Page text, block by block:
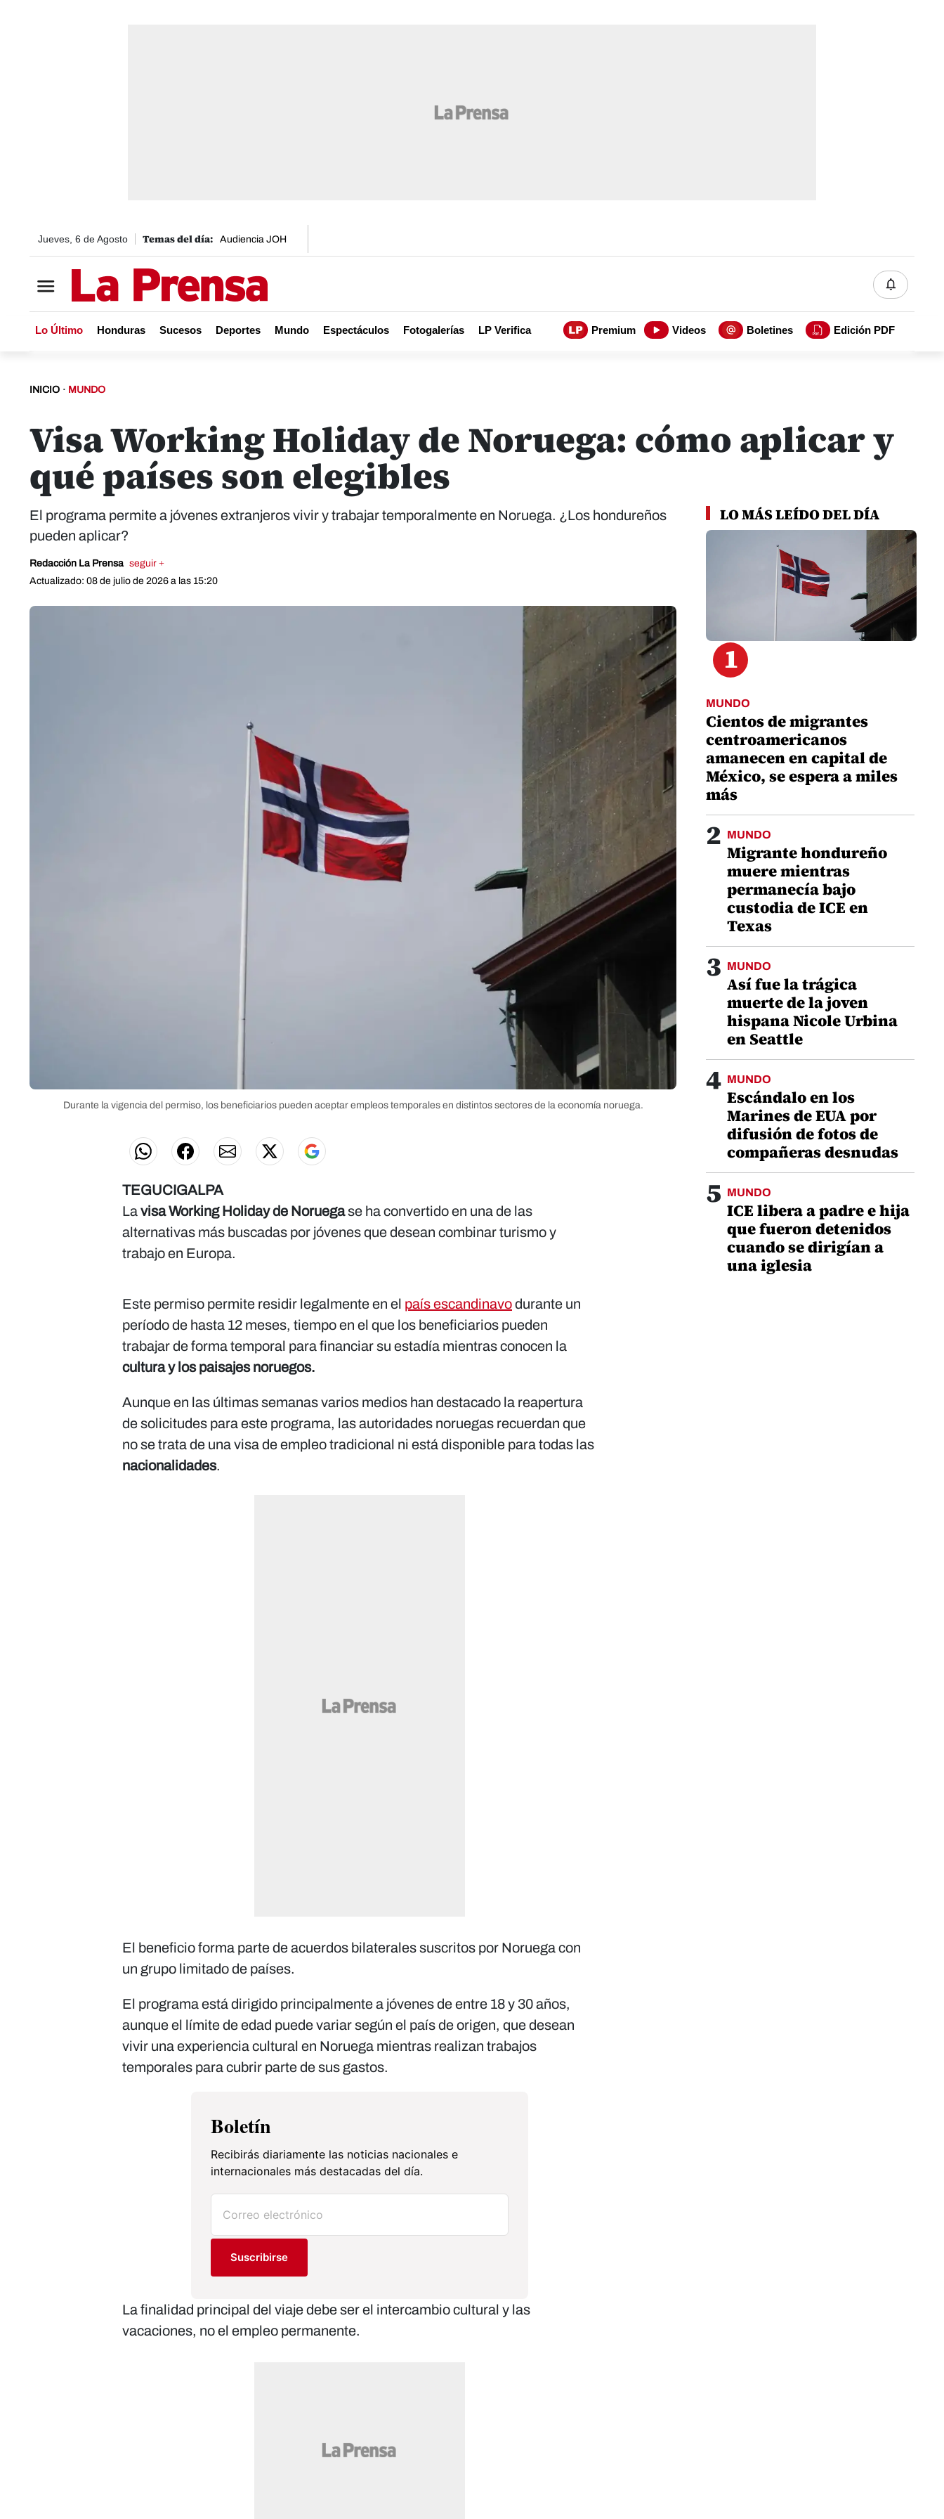
Jueves, 6 de Agosto Audiencia JOH
Lo Último Honduras Sucesos Deportes Mundo Espectáculos Fotogalerías LP Verifica Premium Videos Boletines Edición PDF
INICIO · MUNDO
Visa Working Holiday de Noruega: cómo aplicar y
qué países son elegibles
El programa permite a jóvenes extranjeros vivir y trabajar temporalmente en Noruega. ¿Los hondureños
pueden aplicar?
Redacción La Prensa seguir +
Actualizado: 08 de julio de 2026 a las 15:20
Durante la vigencia del permiso, los beneficiarios pueden aceptar empleos temporales en distintos sectores de la economía noruega.
TEGUCIGALPA
Lavisa Working Holiday de Noruegase ha convertido en una de las
alternativas más buscadas por jóvenes que desean combinar turismo y
trabajo en Europa.
Este permiso permite residir legalmente en el país escandinavodurante un
período de hasta 12 meses, tiempo en el que los beneficiarios pueden
trabajar de forma temporal para financiar su estadía mientras conocen la
cultura y los paisajes noruegos.
Aunque en las últimas semanas varios medios han destacado la reapertura
de solicitudes para este programa, las autoridades noruegas recuerdan que
no se trata de una visa de empleo tradicional ni está disponible para todas las
nacionalidades.
El beneficio forma parte de acuerdos bilaterales suscritos por Noruega con
un grupo limitado de países.
El programa está dirigido principalmente a jóvenes de entre 18 y 30 años,
aunque el límite de edad puede variar según el país de origen, que desean
vivir una experiencia cultural en Noruega mientras realizan trabajos
temporales para cubrir parte de sus gastos.
Boletín
Recibirás diariamente las noticias nacionales e
internacionales más destacadas del día.
Suscribirse
La finalidad principal del viaje debe ser el intercambio cultural y las
vacaciones, no el empleo permanente.
LO MÁS LEÍDO DEL DÍA
1
MUNDO
Cientos de migrantes
centroamericanos
amanecen en capital de
México, se espera a miles
más
2 MUNDO
Migrante hondureño
muere mientras
permanecía bajo
custodia de ICE en
Texas
3 MUNDO
Así fue la trágica
muerte de la joven
hispana Nicole Urbina
en Seattle
4 MUNDO
Escándalo en los
Marines de EUA por
difusión de fotos de
compañeras desnudas
5 MUNDO
ICE libera a padre e hija
que fueron detenidos
cuando se dirigían a
una iglesia